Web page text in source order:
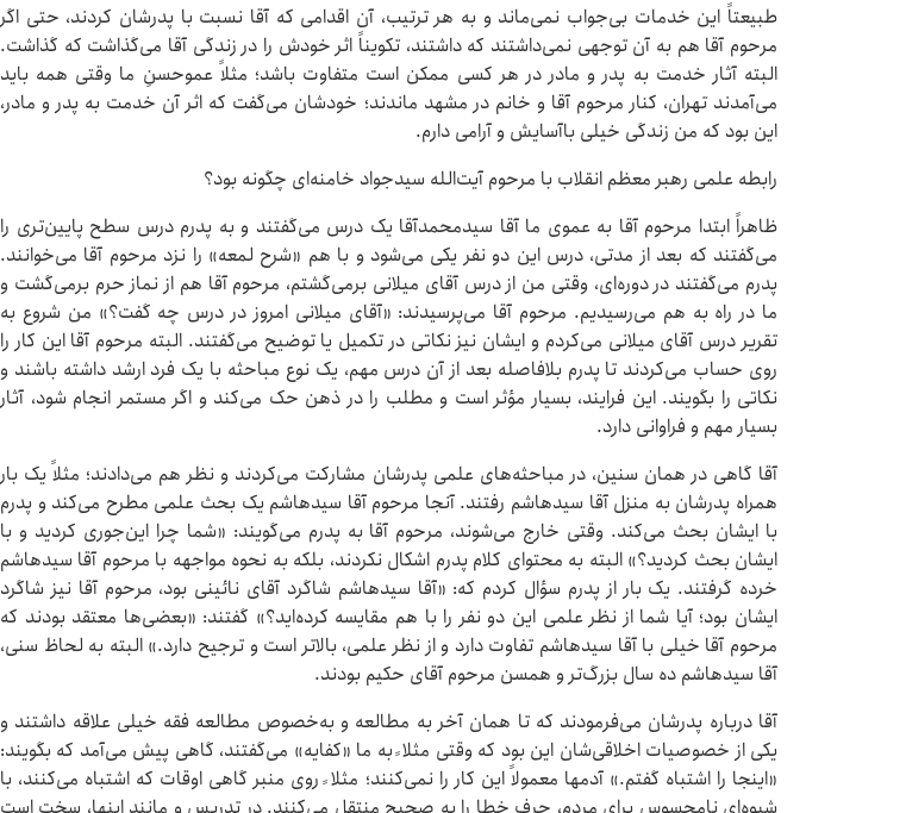
طبیعتاً این خدمات بی‌جواب نمی‌ماند و به هر ترتیب، آن اقدامی که آقا نسبت با پدرشان کردند، حتی اگر
مرحوم آقا هم به آن توجهی نمی‌داشتند که داشتند، تکویناً اثر خودش را در زندگی آقا می‌گذاشت که گذاشت.
البته آثار خدمت به پدر و مادر در هر کسی ممکن است متفاوت باشد؛ مثلاً عموحسنِ ما وقتی همه باید
می‌آمدند تهران، کنار مرحوم آقا و خانم در مشهد ماندند؛ خودشان می‌گفت که اثر آن خدمت به پدر و مادر،
این بود که من زندگی خیلی باآسایش و آرامی دارم.
رابطه‌ علمی رهبر معظم انقلاب با مرحوم آیت‌الله سیدجواد خامنه‌ای چگونه بود؟
ظاهراً ابتدا مرحوم آقا به عموی ما آقا سیدمحمدآقا یک درس می‌گفتند و به پدرم درس سطح پایین‌تری را
می‌گفتند که بعد از مدتی، درس این دو نفر یکی می‌شود و با هم «شرح لمعه» را نزد مرحوم آقا می‌خوانند.
پدرم می‌گفتند در دوره‌ای، وقتی من از درس آقای میلانی برمی‌گشتم، مرحوم آقا هم از نماز حرم برمی‌گشت و
ما در راه به هم می‌رسیدیم. مرحوم آقا می‌پرسیدند: «آقای میلانی امروز در درس چه گفت؟» من شروع به
تقریر درس آقای میلانی می‌کردم و ایشان نیز نکاتی در تکمیل یا توضیح می‌گفتند. البته مرحوم آقا این کار را
روی حساب می‌کردند تا پدرم بلافاصله بعد از آن درس مهم، یک نوع مباحثه‌ با یک فرد ارشد داشته باشند و
نکاتی را بگویند. این فرایند، بسیار مؤثر است و مطلب را در ذهن حک می‌کند و اگر مستمر انجام شود، آثار
بسیار مهم و فراوانی دارد.
آقا گاهی در همان سنین، در مباحثه‌های علمی پدرشان مشارکت می‌کردند و نظر هم می‌دادند؛ مثلاً یک بار
همراه پدرشان به منزل آقا سیدهاشم رفتند. آنجا مرحوم آقا سیدهاشم یک بحث علمی مطرح می‌کند و پدرم
با ایشان بحث می‌کند. وقتی خارج می‌شوند، مرحوم آقا به پدرم می‌گویند: «شما چرا این‌جوری کردید و با
ایشان بحث کردید؟» البته به محتوای کلام پدرم اشکال نکردند، بلکه به نحوه‌ مواجهه با مرحوم آقا سیدهاشم
خرده گرفتند. یک بار از پدرم سؤال کردم که: «آقا سیدهاشم شاگرد آقای نائینی بود، مرحوم آقا نیز شاگرد
ایشان بود؛ آیا شما از نظر علمی این دو نفر را با هم مقایسه کرده‌اید؟» گفتند: «بعضی‌ها معتقد بودند که
مرحوم آقا خیلی با آقا سیدهاشم تفاوت دارد و از نظر علمی، بالاتر است و ترجیح دارد.» البته به لحاظ سنی،
آقا سیدهاشم ده سال بزرگ‌تر و همسن مرحوم آقای حکیم بودند.
آقا درباره‌ پدرشان می‌فرمودند که تا همان آخر به مطالعه و به‌خصوص مطالعه‌ فقه خیلی علاقه داشتند و
یکی از خصوصیات اخلاقی‌شان این بود که وقتی مثلا ً به ما «کفایه» می‌گفتند، گاهی پیش می‌آمد که بگویند:
«اینجا را اشتباه گفتم.» آدمها معمولاً این کار را نمی‌کنند؛ مثلا ً روی منبر گاهی اوقات که اشتباه می‌کنند، با